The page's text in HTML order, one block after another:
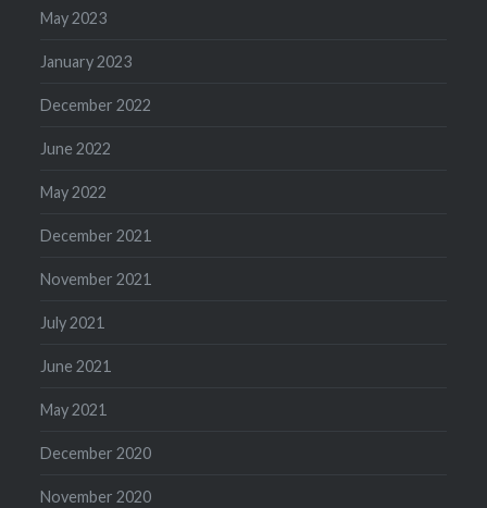
May 2023
January 2023
December 2022
June 2022
May 2022
December 2021
November 2021
July 2021
June 2021
May 2021
December 2020
November 2020